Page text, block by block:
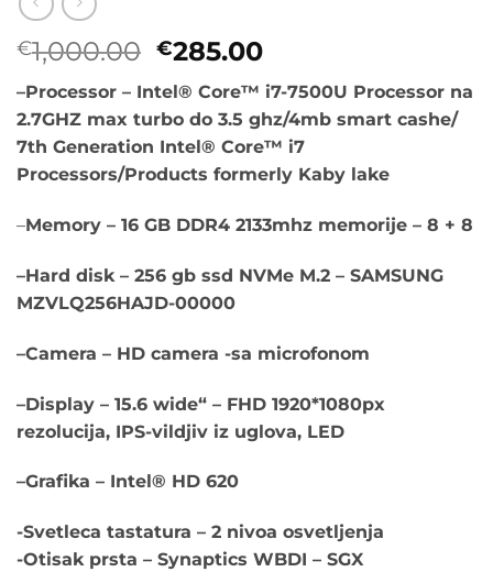
€1,000.00 Originalna
cena
je
bila:
€1,000.00.
€285.00Trenutna
cena
je:
€285.00.
–Processor – Intel® Core™ i7-7500U Processor na
2.7GHZ max turbo do 3.5 ghz/4mb smart cashe/
7th Generation Intel® Core™ i7
Processors/Products formerly Kaby lake
–Memory – 16 GB DDR4 2133mhz memorije – 8 + 8
–Hard disk – 256 gb ssd NVMe M.2 – SAMSUNG
MZVLQ256HAJD-00000
–Camera – HD camera -sa microfonom
–Display – 15.6 wide“ – FHD 1920*1080px
rezolucija, IPS-vildjiv iz uglova, LED
–Grafika – Intel® HD 620
-Svetleca tastatura – 2 nivoa osvetljenja
-Otisak prsta – Synaptics WBDI – SGX